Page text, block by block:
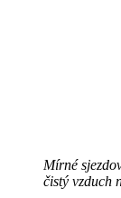
Mírné
čistý vzduch